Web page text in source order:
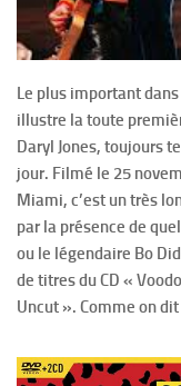
Le plus important dans
illustre la toute
Daryl Jones, toujours
jour. Filmé le 25
Miami, c’est un très
par la présence de
ou le légendaire Bo
de titres du CD «
Uncut ». Comme on